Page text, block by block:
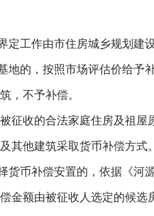
工作由市住房城乡规划建
的，按照市场评估价给予
，不予补偿。
收的合法家庭住房及祖屋
其他建筑采取货币补偿方式。
币补偿安置的，依据《河
金额由被征收人选定的候